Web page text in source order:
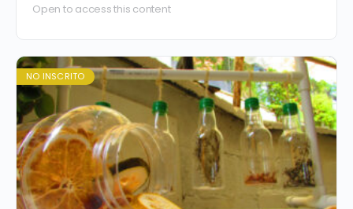
Open to access this content
NO INSCRITO